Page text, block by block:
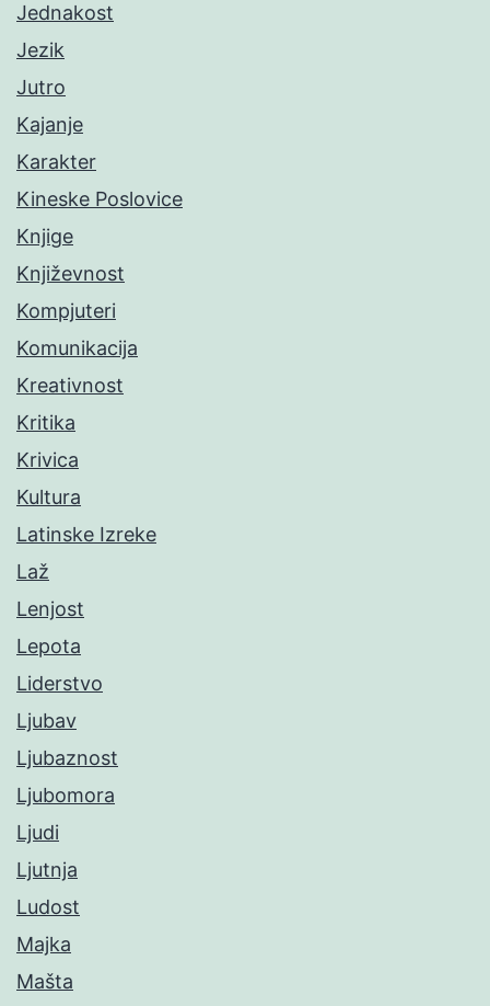
Jednakost
Jezik
Jutro
Kajanje
Karakter
Kineske Poslovice
Knjige
Književnost
Kompjuteri
Komunikacija
Kreativnost
Kritika
Krivica
Kultura
Latinske Izreke
Laž
Lenjost
Lepota
Liderstvo
Ljubav
Ljubaznost
Ljubomora
Ljudi
Ljutnja
Ludost
Majka
Mašta